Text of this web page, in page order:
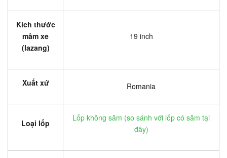
Kích thước
mâm xe
(lazang)
19 inch
Xuất xứ Romania
Loại lốp
Lốp không săm (so sánh với lốp có săm tại
đây)